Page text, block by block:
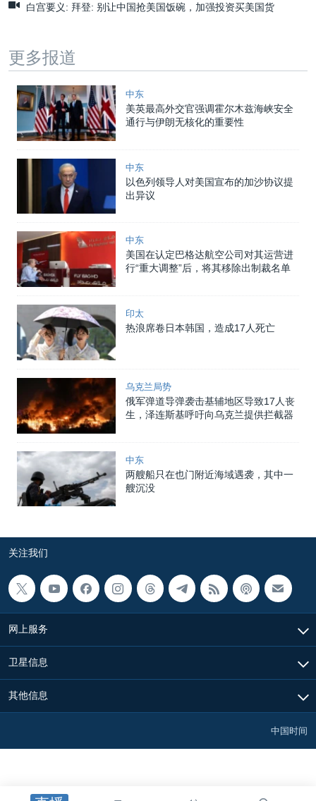
白宫要义: 拜登: 别让中国抢美国饭碗，加强投资买美国货
更多报道
中东
美英最高外交官强调霍尔木兹海峡安全
通行与伊朗无核化的重要性
中东
以色列领导人对美国宣布的加沙协议提
出异议
中东
美国在认定巴格达航空公司对其运营进
行“重大调整”后，将其移除出制裁名单
印太
热浪席卷日本韩国，造成17人死亡
乌克兰局势
俄军弹道导弹袭击基辅地区导致17人丧
生，泽连斯基呼吁向乌克兰提供拦截器
中东
两艘船只在也门附近海域遇袭，其中一
艘沉没
关注我们
网上服务
卫星信息
其他信息
中国时间